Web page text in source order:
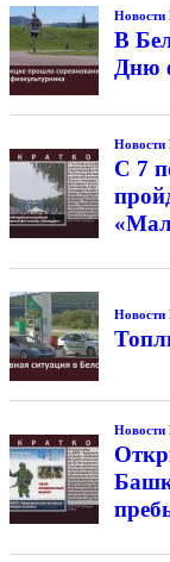
Новости
В
Дню
Новости
С 7
Новости
Новости